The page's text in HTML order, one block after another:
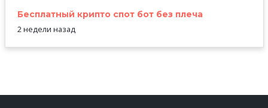
Бесплатный крипто спот бот без плеча
2 недели назад